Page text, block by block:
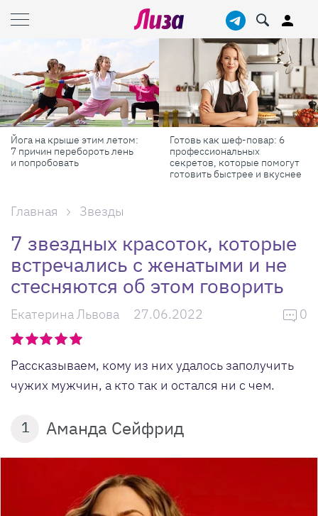
Готовь как шеф-повар: 6
профессиональных
секретов, которые помогут
Масштабные приключения:
самые красивые фестивали
России в августе
Главная Звезды
7 звездных красоток, которые
встречались с женатыми и не
стесняются об этом говорить
Екатерина Львова 27.06.2022 0
Рассказываем, кому из них удалось заполучить
чужих мужчин, а кто так и остался ни с чем.
1 Аманда Сейфрид